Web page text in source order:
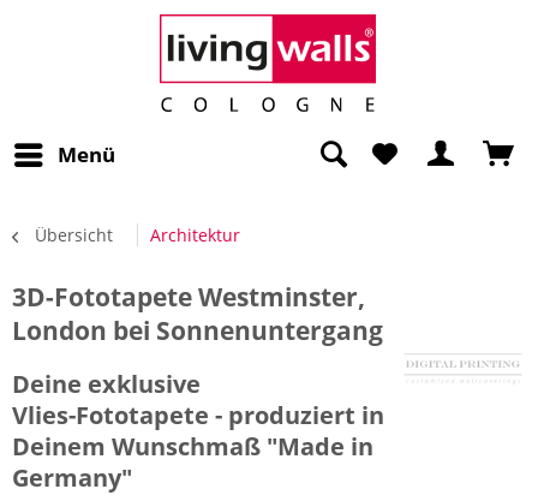
Menü
Übersicht Architektur
3D-Fototapete Westminster,
London bei Sonnenuntergang
Deine exklusive
Vlies-Fototapete - produziert in
Deinem Wunschmaß "Made in
Germany"